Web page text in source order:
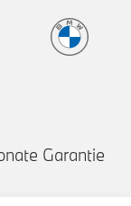
Garantie